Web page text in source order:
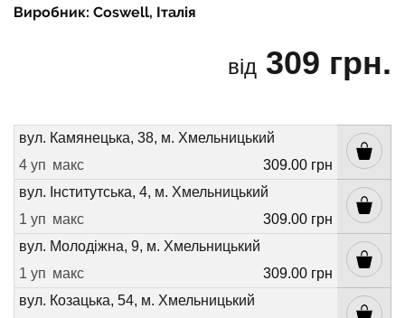
Виробник: Coswell, Італія
від 309 грн.
вул. Камянецька, 38, м. Хмельницький
4 уп макс
309.00 грн
вул. Інститутська, 4, м. Хмельницький
1 уп макс
309.00 грн
вул. Молодіжна, 9, м. Хмельницький
1 уп макс
309.00 грн
вул. Козацька, 54, м. Хмельницький